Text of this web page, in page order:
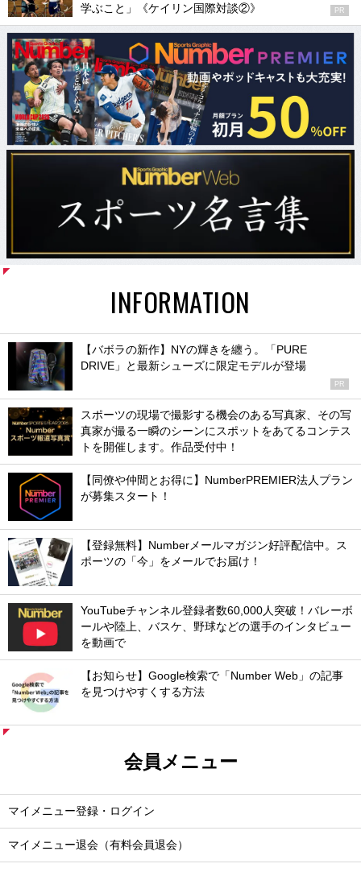
学ぶこと」《ケイリン国際対談②》
PR
INFORMATION
【バボラの新作】NYの輝きを纏う。「PURE
DRIVE」と最新シューズに限定モデルが登場
PR
スポーツの現場で撮影する機会のある写真家、その写
真家が撮る一瞬のシーンにスポットをあてるコンテス
トを開催します。作品受付中！
【同僚や仲間とお得に】NumberPREMIER法人プラン
が募集スタート！
【登録無料】Numberメールマガジン好評配信中。ス
ポーツの「今」をメールでお届け！
YouTubeチャンネル登録者数60,000人突破！バレーボ
ールや陸上、バスケ、野球などの選手のインタビュー
を動画で
【お知らせ】Google検索で「Number Web」の記事
を見つけやすくする方法
会員メニュー
マイメニュー登録・ログイン
マイメニュー退会（有料会員退会）